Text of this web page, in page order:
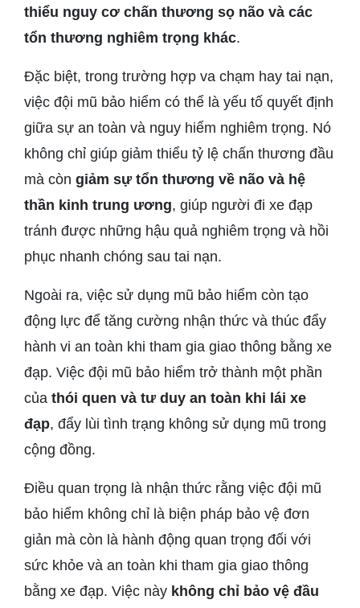
thiểu nguy cơ chấn thương sọ não và các
tổn thương nghiêm trọng khác.
Đặc biệt, trong trường hợp va chạm hay tai nạn,
việc đội mũ bảo hiểm có thể là yếu tố quyết định
giữa sự an toàn và nguy hiểm nghiêm trọng. Nó
không chỉ giúp giảm thiểu tỷ lệ chấn thương đầu
mà còn giảm sự tổn thương về não và hệ
thần kinh trung ương, giúp người đi xe đạp
tránh được những hậu quả nghiêm trọng và hồi
phục nhanh chóng sau tai nạn.
Ngoài ra, việc sử dụng mũ bảo hiểm còn tạo
động lực để tăng cường nhận thức và thúc đẩy
hành vi an toàn khi tham gia giao thông bằng xe
đạp. Việc đội mũ bảo hiểm trở thành một phần
của thói quen và tư duy an toàn khi lái xe
đạp, đẩy lùi tình trạng không sử dụng mũ trong
cộng đồng.
Điều quan trọng là nhận thức rằng việc đội mũ
bảo hiểm không chỉ là biện pháp bảo vệ đơn
giản mà còn là hành động quan trọng đối với
sức khỏe và an toàn khi tham gia giao thông
bằng xe đạp. Việc này không chỉ bảo vệ đầu